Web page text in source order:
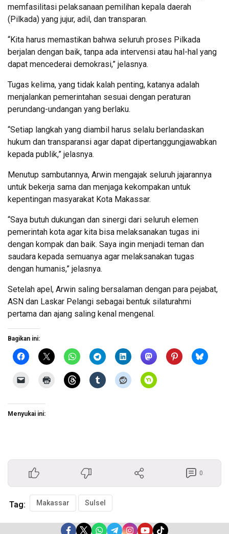
memfasilitasi pelaksanaan pemilihan kepala daerah
(Pilkada) yang jujur, adil, dan transparan.
“Kita harus memastikan bahwa seluruh proses Pilkada
berjalan dengan baik, tanpa ada intervensi atau hal-hal yang
dapat mencederai demokrasi,” jelasnya.
Tugas kelima, yang tidak kalah penting, katanya adalah
menjalankan pemerintahan sesuai dengan peraturan
perundang-undangan yang berlaku.
“Setiap langkah yang diambil harus selalu berlandaskan
hukum dan transparansi agar dapat dipertanggungjawabkan
kepada publik,” jelasnya.
Menutup sambutannya, Arwin mengajak seluruh jajarannya
untuk bekerja sama dan menjaga kekompakan untuk
kepentingan masyarakat Kota Makassar.
“Saya butuh dukungan dan sinergi dari seluruh elemen
pemerintah kota agar kita bisa melaksanakan tugas ini
dengan kompak dan baik. Saya ingin menjadi teman dan
saudara kepada semuanya agar melaksanakan tugas
dengan humanis,” jelasnya.
Setelah apel, Arwin saling bersalaman dengan para pejabat,
ASN dan Laskar Pelangi sebagai bentuk silaturahmi
pertama dan ajang saling kenal mengenal.
Bagikan ini:
Menyukai ini:
0
Tag: Makassar Sulsel